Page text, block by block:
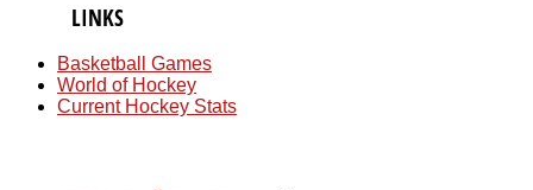
LINKS
Basketball Games
World of Hockey
Current Hockey Stats